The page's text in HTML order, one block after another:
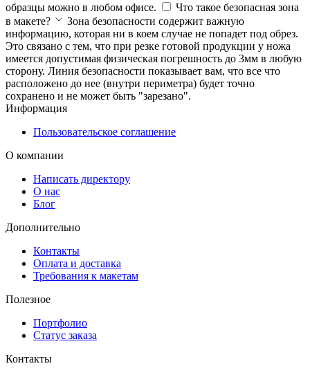
образцы можно в любом офисе.
Что такое безопасная зона
в макете?
Зона безопасности содержит важную
информацию, которая ни в коем случае не попадет под обрез.
Это связано с тем, что при резке готовой продукции у ножа
имеется допустимая физическая погрешность до 3мм в любую
сторону. Линия безопасности показывает вам, что все что
расположено до нее (внутри периметра) будет точно
сохранено и не может быть "зарезано".
Информация
Пользовательское соглашение
О компании
Написать директору
О нас
Блог
Дополнительно
Контакты
Оплата и доставка
Требования к макетам
Полезное
Портфолио
Статус заказа
Контакты